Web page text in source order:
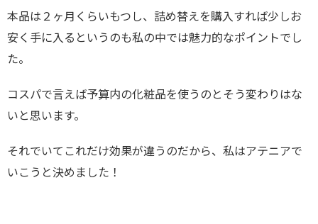
本品は２ヶ月くらいもつし、詰め替えを購入すれば少しお
安く手に入るというのも私の中では魅力的なポイントでし
た。
コスパで言えば予算内の化粧品を使うのとそう変わりはな
いと思います。
それでいてこれだけ効果が違うのだから、私はアテニアで
いこうと決めました！